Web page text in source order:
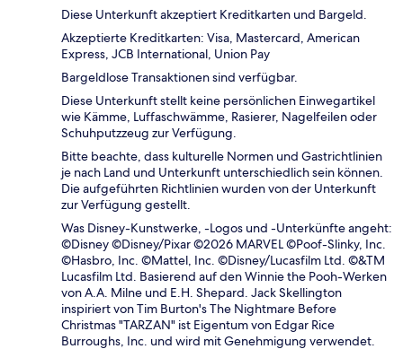
Diese Unterkunft akzeptiert Kreditkarten und Bargeld.
Akzeptierte Kreditkarten: Visa, Mastercard, American
Express, JCB International, Union Pay
Bargeldlose Transaktionen sind verfügbar.
Diese Unterkunft stellt keine persönlichen Einwegartikel
wie Kämme, Luffaschwämme, Rasierer, Nagelfeilen oder
Schuhputzzeug zur Verfügung.
Bitte beachte, dass kulturelle Normen und Gastrichtlinien
je nach Land und Unterkunft unterschiedlich sein können.
Die aufgeführten Richtlinien wurden von der Unterkunft
zur Verfügung gestellt.
Was Disney-Kunstwerke, -Logos und -Unterkünfte angeht:
©Disney ©Disney/Pixar ©2026 MARVEL ©Poof-Slinky, Inc.
©Hasbro, Inc. ©Mattel, Inc. ©Disney/Lucasfilm Ltd. ©&TM
Lucasfilm Ltd. Basierend auf den Winnie the Pooh-Werken
von A.A. Milne und E.H. Shepard. Jack Skellington
inspiriert von Tim Burton's The Nightmare Before
Christmas "TARZAN" ist Eigentum von Edgar Rice
Burroughs, Inc. und wird mit Genehmigung verwendet.